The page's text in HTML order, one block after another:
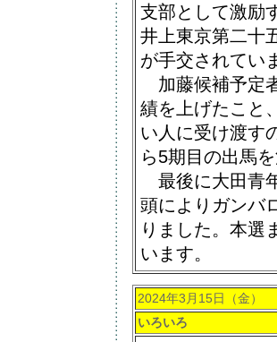
支部として激励
井上東京第二十
が手交されてい
加藤候補予定
績を上げたこと
い人に受け渡す
ら5期目の出馬
最後に大田青
頭によりガンバ
りました。本選
います。
2024年3月15日（金）
いろいろ